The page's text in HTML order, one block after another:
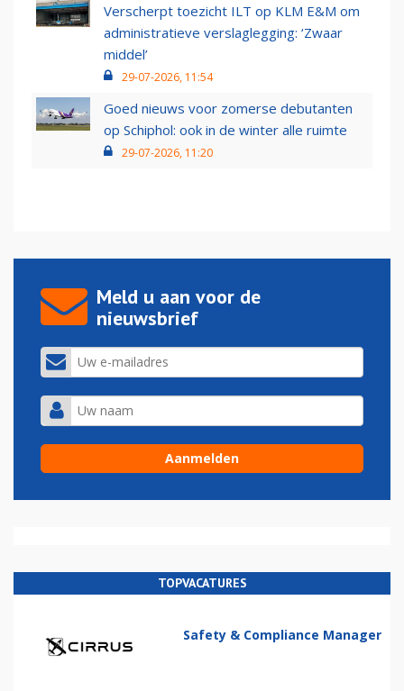
Verscherpt toezicht ILT op KLM E&M om
administratieve verslaglegging: ‘Zwaar
middel’
29-07-2026, 11:54
Goed nieuws voor zomerse debutanten
op Schiphol: ook in de winter alle ruimte
29-07-2026, 11:20
Meld u aan voor de
nieuwsbrief
TOPVACATURES
Safety & Compliance Manager